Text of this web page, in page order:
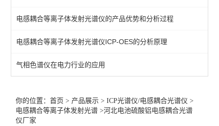
微波消解仪-6罐
电感耦合等离子体发射光谱仪的产品优势和分析过程
电感耦合等离子体发射光谱仪ICP-OES的分析原理
气相色谱仪在电力行业的应用
你的位置：首页 > 产品展示 >ICP光谱仪/电感耦合光谱仪 >
电感耦合等离子体发射光谱 >河北电池硫酸铝电感耦合光谱
仪厂家